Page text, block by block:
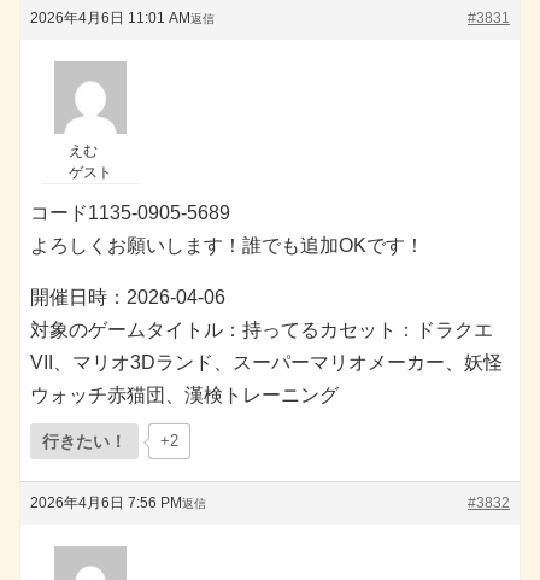
2026年4月6日 11:01 AM #3831
返信
えむ
ゲスト
コード1135-0905-5689
よろしくお願いします！誰でも追加OKです！
開催日時：2026-04-06
対象のゲームタイトル：持ってるカセット：ドラクエ
VII、マリオ3Dランド、スーパーマリオメーカー、妖怪
ウォッチ赤猫団、漢検トレーニング
行きたい！ +2
2026年4月6日 7:56 PM #3832
返信